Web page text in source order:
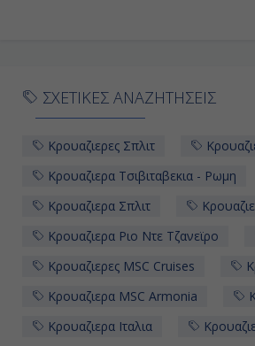
ΣΧΕΤΙΚΕΣ ΑΝΑΖΗΤΗΣΕΙΣ
Κρουαζιερες Σπλιτ
Κρουαζιερα Τσιβιταβεκια - Ρωμη
Κρουαζιερα Σπλιτ
Κρουαζιερα Ριο Ντε Τζανεϊρο
Κρουαζιερες MSC Cruises
Κρουαζιερα MSC Armonia
Κρουαζιερα Ιταλια